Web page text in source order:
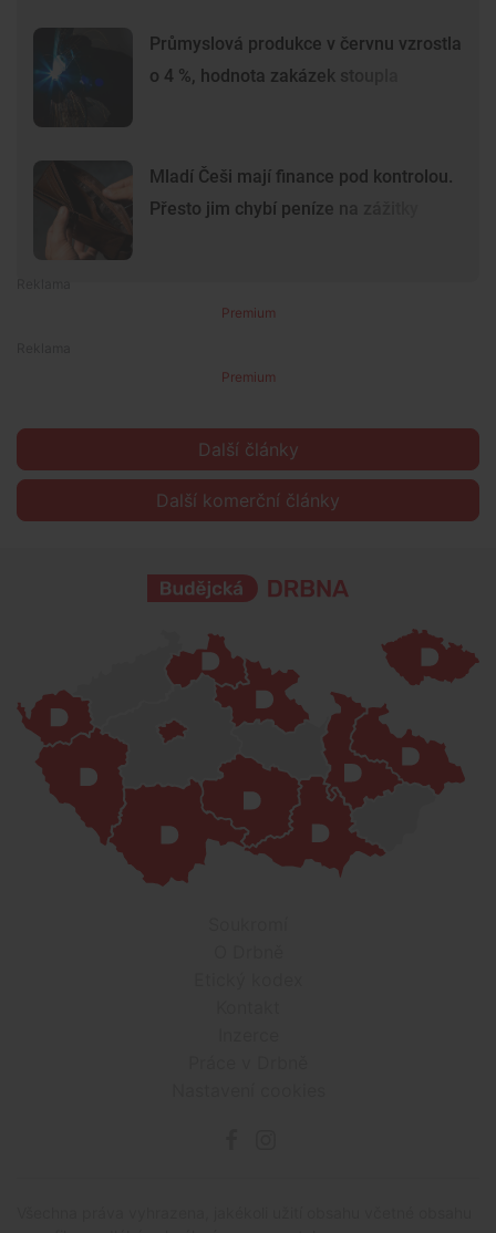
Průmyslová produkce v červnu vzrostla
o 4 %, hodnota zakázek stoupla
Mladí Češi mají finance pod kontrolou.
Přesto jim chybí peníze na zážitky
Premium
Premium
Další články
Další komerční články